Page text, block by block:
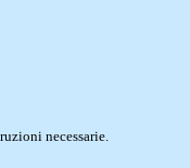
necessarie.